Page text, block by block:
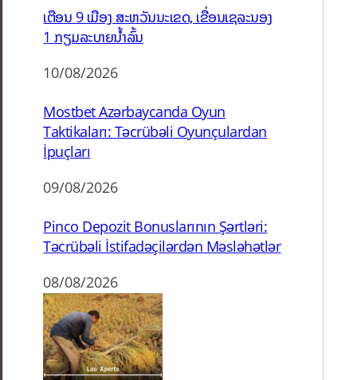
ເຕືອນ 9 ເມືອງ ສະຫວັນນະເຂດ, ເຂື່ອນເຊລະນອງ
1 ກຽມລະບາຍນ້ຳລົ້ນ
10/08/2026
Mostbet Azərbaycanda Oyun
Taktikaları: Təcrübəli Oyunçulardan
İpuçları
09/08/2026
Pinco Depozit Bonuslarının Şərtləri:
Təcrübəli İstifadəçilərdən Məsləhətlər
08/08/2026